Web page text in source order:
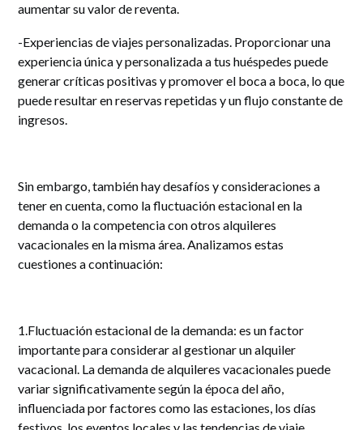
aumentar su valor de reventa.
-Experiencias de viajes personalizadas. Proporcionar una
experiencia única y personalizada a tus huéspedes puede
generar críticas positivas y promover el boca a boca, lo que
puede resultar en reservas repetidas y un flujo constante de
ingresos.
Sin embargo, también hay desafíos y consideraciones a
tener en cuenta, como la fluctuación estacional en la
demanda o la competencia con otros alquileres
vacacionales en la misma área. Analizamos estas
cuestiones a continuación:
1.Fluctuación estacional de la demanda: es un factor
importante para considerar al gestionar un alquiler
vacacional. La demanda de alquileres vacacionales puede
variar significativamente según la época del año,
influenciada por factores como las estaciones, los días